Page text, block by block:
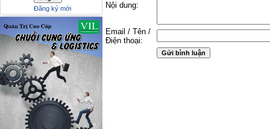
Đăng ký mới Nội dung:
Email / Tên /
Điện thoại: